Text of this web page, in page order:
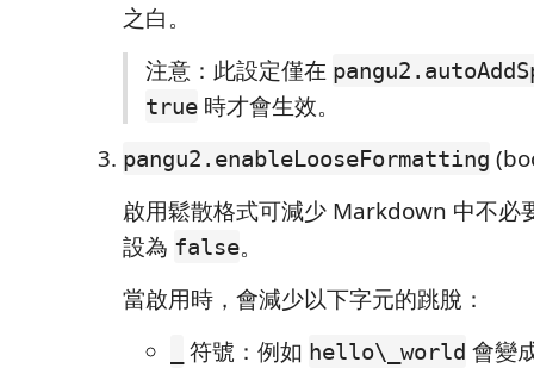
之白。
注意：此設定僅在
true 時才會生效。
pangu2.enableLooseFormatting
啟用鬆散格式可減少 Markdown 中不必
設為 false。
當啟用時，會減少以下字元的跳脫：
符號：例如 hello\_world 會變